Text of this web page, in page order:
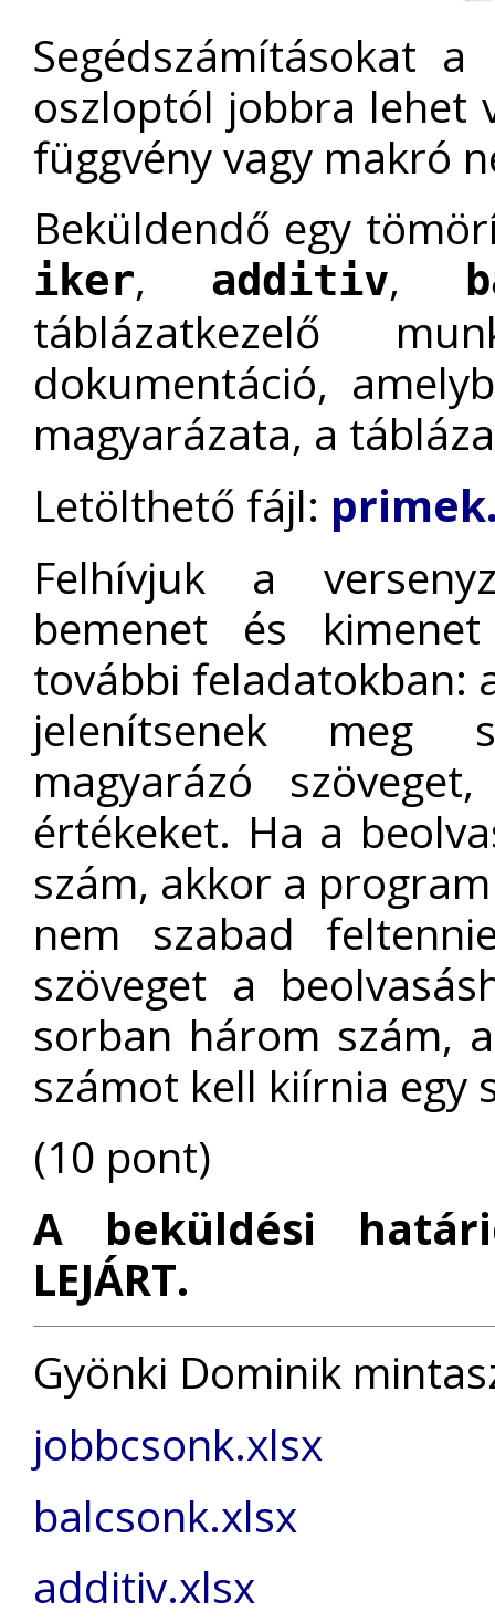
Segédszámításokat a
oszloptól jobbra lehet
függvény vagy makró
Beküldendő egy
iker, additiv,
táblázatkezelő
dokumentáció,
magyarázata, a
Letölthető fájl:
Felhívjuk a
bemenet és
további feladatokban:
jelenítsenek meg
magyarázó
értékeket. Ha a
szám, akkor a
nem szabad
szöveget a
sorban három szám,
számot kell kiírnia egy
(10 pont)
A beküldési
LEJÁRT.
Gyönki Dominik
jobbcsonk.xlsx
balcsonk.xlsx
additiv.xlsx